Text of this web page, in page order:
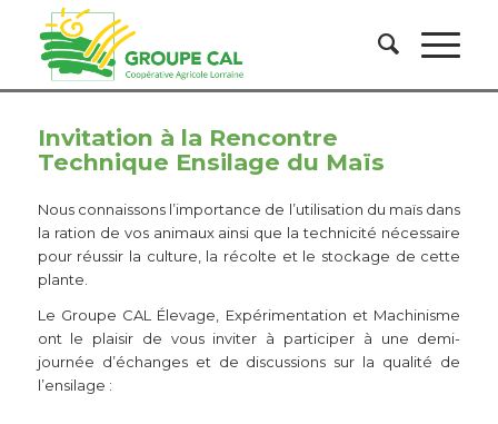
Invitation à la Rencontre
Technique Ensilage du Maïs
Nous connaissons l’importance de l’utilisation du maïs dans
la ration de vos animaux ainsi que la technicité nécessaire
pour réussir la culture, la récolte et le stockage de cette
plante.
Le Groupe CAL Élevage, Expérimentation et Machinisme
ont le plaisir de vous inviter à participer à une demi-
journée d’échanges et de discussions sur la qualité de
l’ensilage :